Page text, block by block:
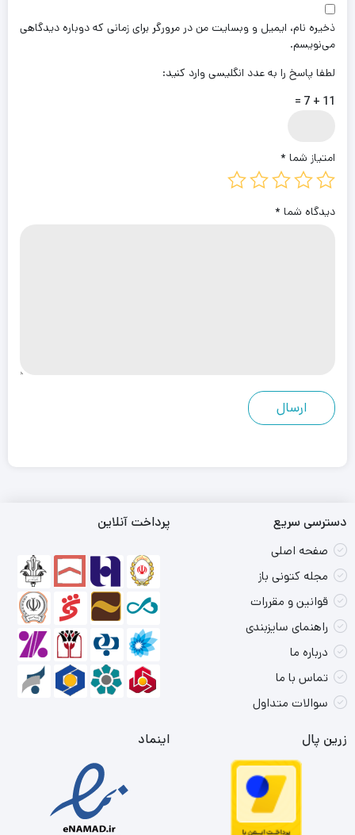
ذخیره نام، ایمیل و وبسایت من در مرورگر برای زمانی که دوباره دیدگاهی
می‌نویسم.
لطفا پاسخ را به عدد انگلیسی وارد کنید:
11 + 7 =
امتیاز شما *
دیدگاه شما *
دسترسی سریع
صفحه اصلی
مجله کتونی باز
قوانین و مقررات
راهنمای سایزبندی
درباره ما
تماس با ما
سوالات متداول
پرداخت آنلاین
زرین پال اینماد